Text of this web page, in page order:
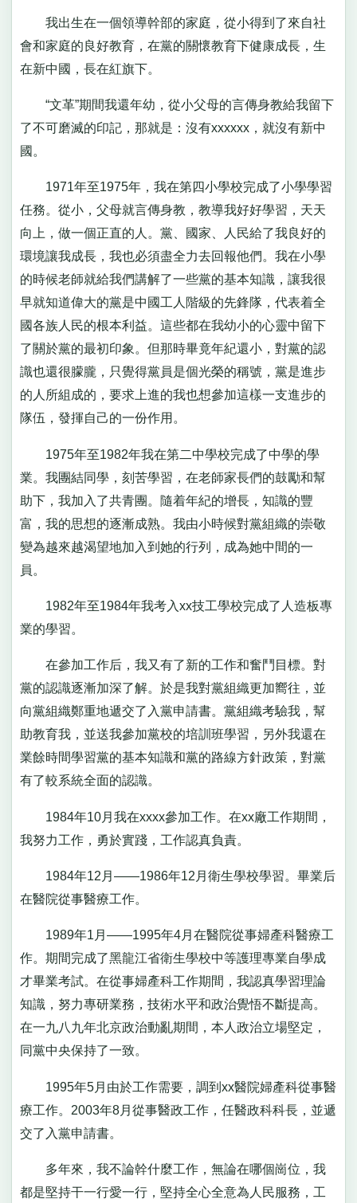
我出生在一個領導幹部的家庭，從小得到了來自社
會和家庭的良好教育，在黨的關懷教育下健康成長，生
在新中國，長在紅旗下。
“文革”期間我還年幼，從小父母的言傳身教給我留下
了不可磨滅的印記，那就是：沒有xxxxxx，就沒有新中
國。
1971年至1975年，我在第四小學校完成了小學學習
任務。從小，父母就言傳身教，教導我好好學習，天天
向上，做一個正直的人。黨、國家、人民給了我良好的
環境讓我成長，我也必須盡全力去回報他們。我在小學
的時候老師就給我們講解了一些黨的基本知識，讓我很
早就知道偉大的黨是中國工人階級的先鋒隊，代表着全
國各族人民的根本利益。這些都在我幼小的心靈中留下
了關於黨的最初印象。但那時畢竟年紀還小，對黨的認
識也還很朦朧，只覺得黨員是個光榮的稱號，黨是進步
的人所組成的，要求上進的我也想參加這樣一支進步的
隊伍，發揮自己的一份作用。
1975年至1982年我在第二中學校完成了中學的學
業。我團結同學，刻苦學習，在老師家長們的鼓勵和幫
助下，我加入了共青團。隨着年紀的增長，知識的豐
富，我的思想的逐漸成熟。我由小時候對黨組織的崇敬
變為越來越渴望地加入到她的行列，成為她中間的一
員。
1982年至1984年我考入xx技工學校完成了人造板專
業的學習。
在參加工作后，我又有了新的工作和奮鬥目標。對
黨的認識逐漸加深了解。於是我對黨組織更加嚮往，並
向黨組織鄭重地遞交了入黨申請書。黨組織考驗我，幫
助教育我，並送我參加黨校的培訓班學習，另外我還在
業餘時間學習黨的基本知識和黨的路線方針政策，對黨
有了較系統全面的認識。
1984年10月我在xxxx參加工作。在xx廠工作期間，
我努力工作，勇於實踐，工作認真負責。
1984年12月——1986年12月衛生學校學習。畢業后
在醫院從事醫療工作。
1989年1月——1995年4月在醫院從事婦產科醫療工
作。期間完成了黑龍江省衛生學校中等護理專業自學成
才畢業考試。在從事婦產科工作期間，我認真學習理論
知識，努力專研業務，技術水平和政治覺悟不斷提高。
在一九八九年北京政治動亂期間，本人政治立場堅定，
同黨中央保持了一致。
1995年5月由於工作需要，調到xx醫院婦產科從事醫
療工作。2003年8月從事醫政工作，任醫政科科長，並遞
交了入黨申請書。
多年來，我不論幹什麼工作，無論在哪個崗位，我
都是堅持干一行愛一行，堅持全心全意為人民服務，工